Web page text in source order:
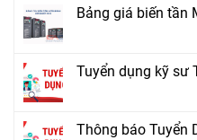
Bảng giá biến tần
Tuyển dụng kỹ sư
Thông báo Tuyển